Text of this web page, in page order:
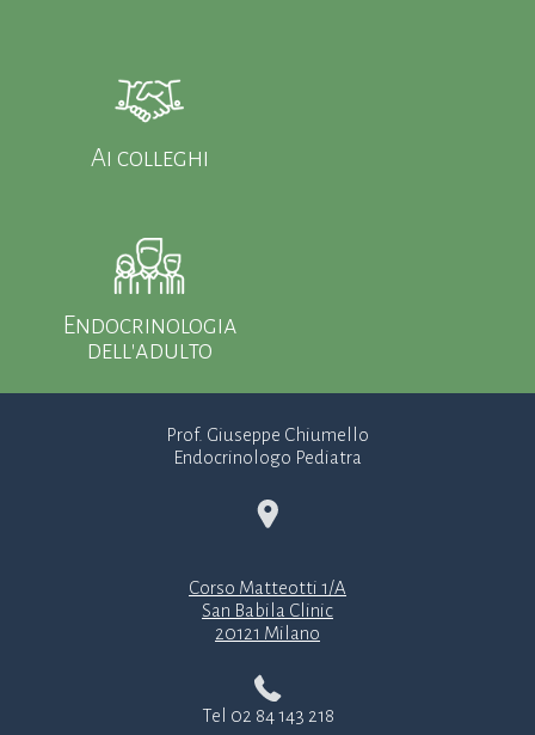
Ai colleghi
Endocrinologia
dell'adulto
Prof. Giuseppe Chiumello
Endocrinologo Pediatra
Corso Matteotti 1/A
San Babila Clinic
20121 Milano
Tel 02 84 143 218